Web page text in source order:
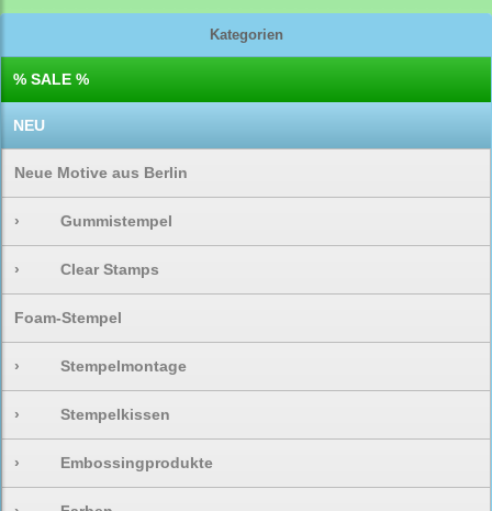
Kategorien
% SALE %
NEU
Neue Motive aus Berlin
› Gummistempel
› Clear Stamps
Foam-Stempel
› Stempelmontage
› Stempelkissen
› Embossingprodukte